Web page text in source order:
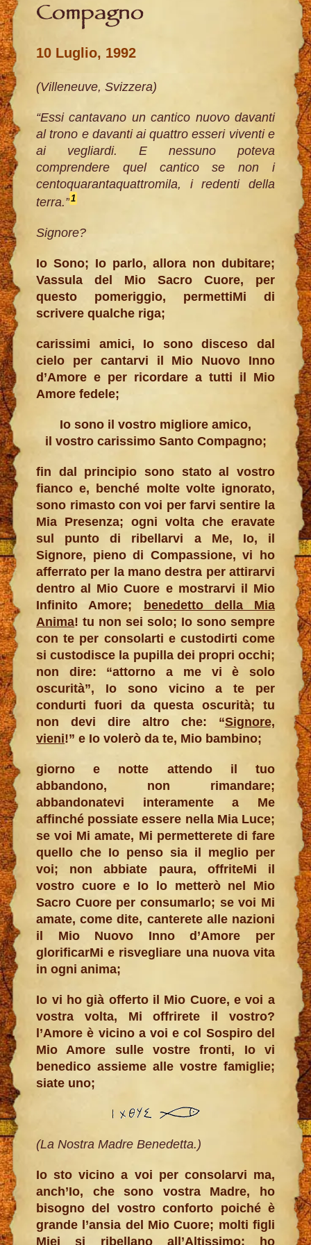
Compagno
10 Luglio, 1992
(Villeneuve, Svizzera)
“Essi cantavano un cantico nuovo davanti
al trono e davanti ai quattro esseri viventi e
ai vegliardi. E nessuno poteva
comprendere quel cantico se non i
centoquarantaquattromila, i redenti della
terra.”1
Signore?
Io Sono; Io parlo, allora non dubitare;
Vassula del Mio Sacro Cuore, per
questo pomeriggio, permettiMi di
scrivere qualche riga;
carissimi amici, Io sono disceso dal
cielo per cantarvi il Mio Nuovo Inno
d’Amore e per ricordare a tutti il Mio
Amore fedele;
Io sono il vostro migliore amico,
il vostro carissimo Santo Compagno;
fin dal principio sono stato al vostro
fianco e, benché molte volte ignorato,
sono rimasto con voi per farvi sentire la
Mia Presenza; ogni volta che eravate
sul punto di ribellarvi a Me, Io, il
Signore, pieno di Compassione, vi ho
afferrato per la mano destra per attirarvi
dentro al Mio Cuore e mostrarvi il Mio
Infinito Amore; benedetto della Mia
Anima! tu non sei solo; Io sono sempre
con te per consolarti e custodirti come
si custodisce la pupilla dei propri occhi;
non dire: “attorno a me vi è solo
oscurità”, Io sono vicino a te per
condurti fuori da questa oscurità; tu
non devi dire altro che: “Signore,
vieni!” e Io volerò da te, Mio bambino;
giorno e notte attendo il tuo
abbandono, non rimandare;
abbandonatevi interamente a Me
affinché possiate essere nella Mia Luce;
se voi Mi amate, Mi permetterete di fare
quello che Io penso sia il meglio per
voi; non abbiate paura, offriteMi il
vostro cuore e Io lo metterò nel Mio
Sacro Cuore per consumarlo; se voi Mi
amate, come dite, canterete alle nazioni
il Mio Nuovo Inno d’Amore per
glorificarMi e risvegliare una nuova vita
in ogni anima;
Io vi ho già offerto il Mio Cuore, e voi a
vostra volta, Mi offrirete il vostro?
l’Amore è vicino a voi e col Sospiro del
Mio Amore sulle vostre fronti, Io vi
benedico assieme alle vostre famiglie;
siate uno;
(La Nostra Madre Benedetta.)
Io sto vicino a voi per consolarvi ma,
anch’Io, che sono vostra Madre, ho
bisogno del vostro conforto poiché è
grande l’ansia del Mio Cuore; molti figli
Miei si ribellano all’Altissimo; ho